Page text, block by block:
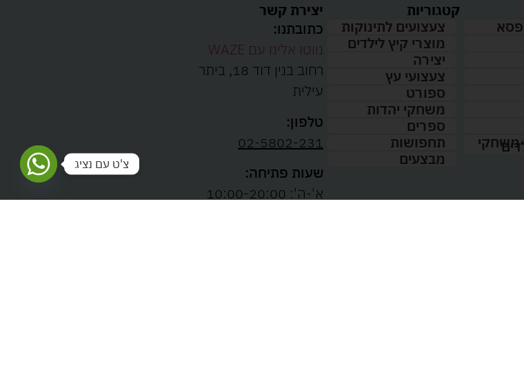
משחקי
קטגוריות
צעצועים לתינוקות
מוצרי קיץ לילדים
יצירה
צעצועי עץ
ספורט
משחקי יהדות
ספרים
תחפושות
מבצעים
יצירת קשר
כתובתנו:
נווטו אלינו עם WAZE
רחוב בנין דוד 18, ביתר
עילית
טלפון:
02-5802-231
שעות פתיחה:
א'-ה': 10:00-20:00
צ'ט עם נציג